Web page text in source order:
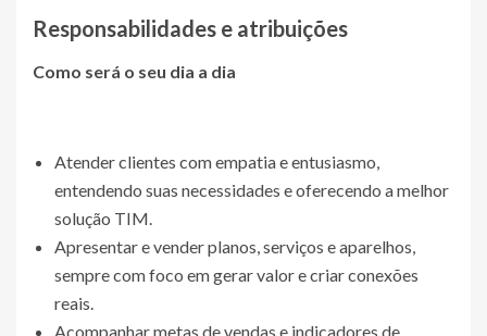
Responsabilidades e atribuições
Como será o seu dia a dia
Atender clientes com empatia e entusiasmo,
entendendo suas necessidades e oferecendo a melhor
solução TIM.
Apresentar e vender planos, serviços e aparelhos,
sempre com foco em gerar valor e criar conexões
reais.
Acompanhar metas de vendas e indicadores de